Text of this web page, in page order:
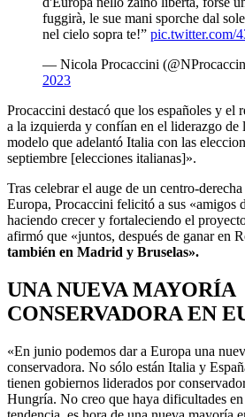
fuggirà, le sue mani sporche dal
nel cielo sopra te!” pic.twitter.com/
— Nicola Procaccini
2023
Procaccini destacó que los españoles y el
a la izquierda y confían en el liderazgo de
modelo que adelantó Italia con las
septiembre [elecciones italianas]».
Tras celebrar el auge de un centro-
Europa, Procaccini felicitó a sus «amigos
haciendo crecer y fortaleciendo el
afirmó que «juntos, después de ganar en
también en Madrid y Bruselas».
UNA NUEVA MAYORÍA
CONSERVADORA EN
«En junio podemos dar a Europa una
conservadora. No sólo están Italia y
tienen gobiernos liderados por
Hungría. No creo que haya dificultades en